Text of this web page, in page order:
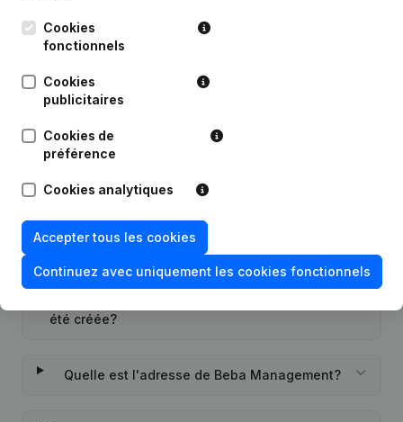
Questions fréquemment posées
Quel est le numéro de TVA de Beba
Quel est l'identifiant PEPPOL de Beba
Management?
été créée?
Quelle est l'adresse de Beba Management?
Cookies
fonctionnels
Cookies
publicitaires
Cookies de
préférence
Cookies analytiques
Accepter tous les cookies
Continuez avec uniquement les cookies fonctionnels